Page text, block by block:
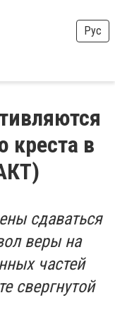
Рус
креста в
сдаваться
веры на
частей
свергнутой